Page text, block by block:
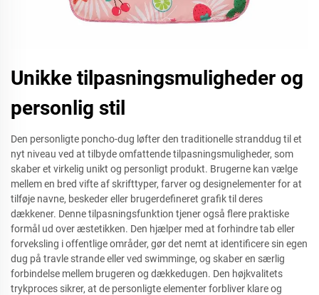
Unikke tilpasningsmuligheder og
personlig stil
Den personligte poncho-dug løfter den traditionelle stranddug til et
nyt niveau ved at tilbyde omfattende tilpasningsmuligheder, som
skaber et virkelig unikt og personligt produkt. Brugerne kan vælge
mellem en bred vifte af skrifttyper, farver og designelementer for at
tilføje navne, beskeder eller brugerdefineret grafik til deres
dækkener. Denne tilpasningsfunktion tjener også flere praktiske
formål ud over æstetikken. Den hjælper med at forhindre tab eller
forveksling i offentlige områder, gør det nemt at identificere sin egen
dug på travle strande eller ved swimminge, og skaber en særlig
forbindelse mellem brugeren og dækkedugen. Den højkvalitets
trykproces sikrer, at de personligte elementer forbliver klare og